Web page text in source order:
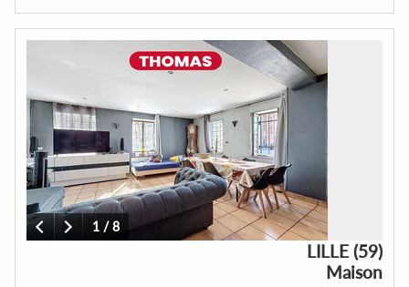
1 /8
LILLE (59)
Maison